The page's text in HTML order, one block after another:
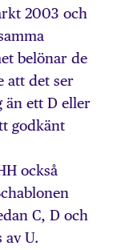
2003 och
belönar de
att det ser
än ett D eller
godkänt
också
C, D och
av U.